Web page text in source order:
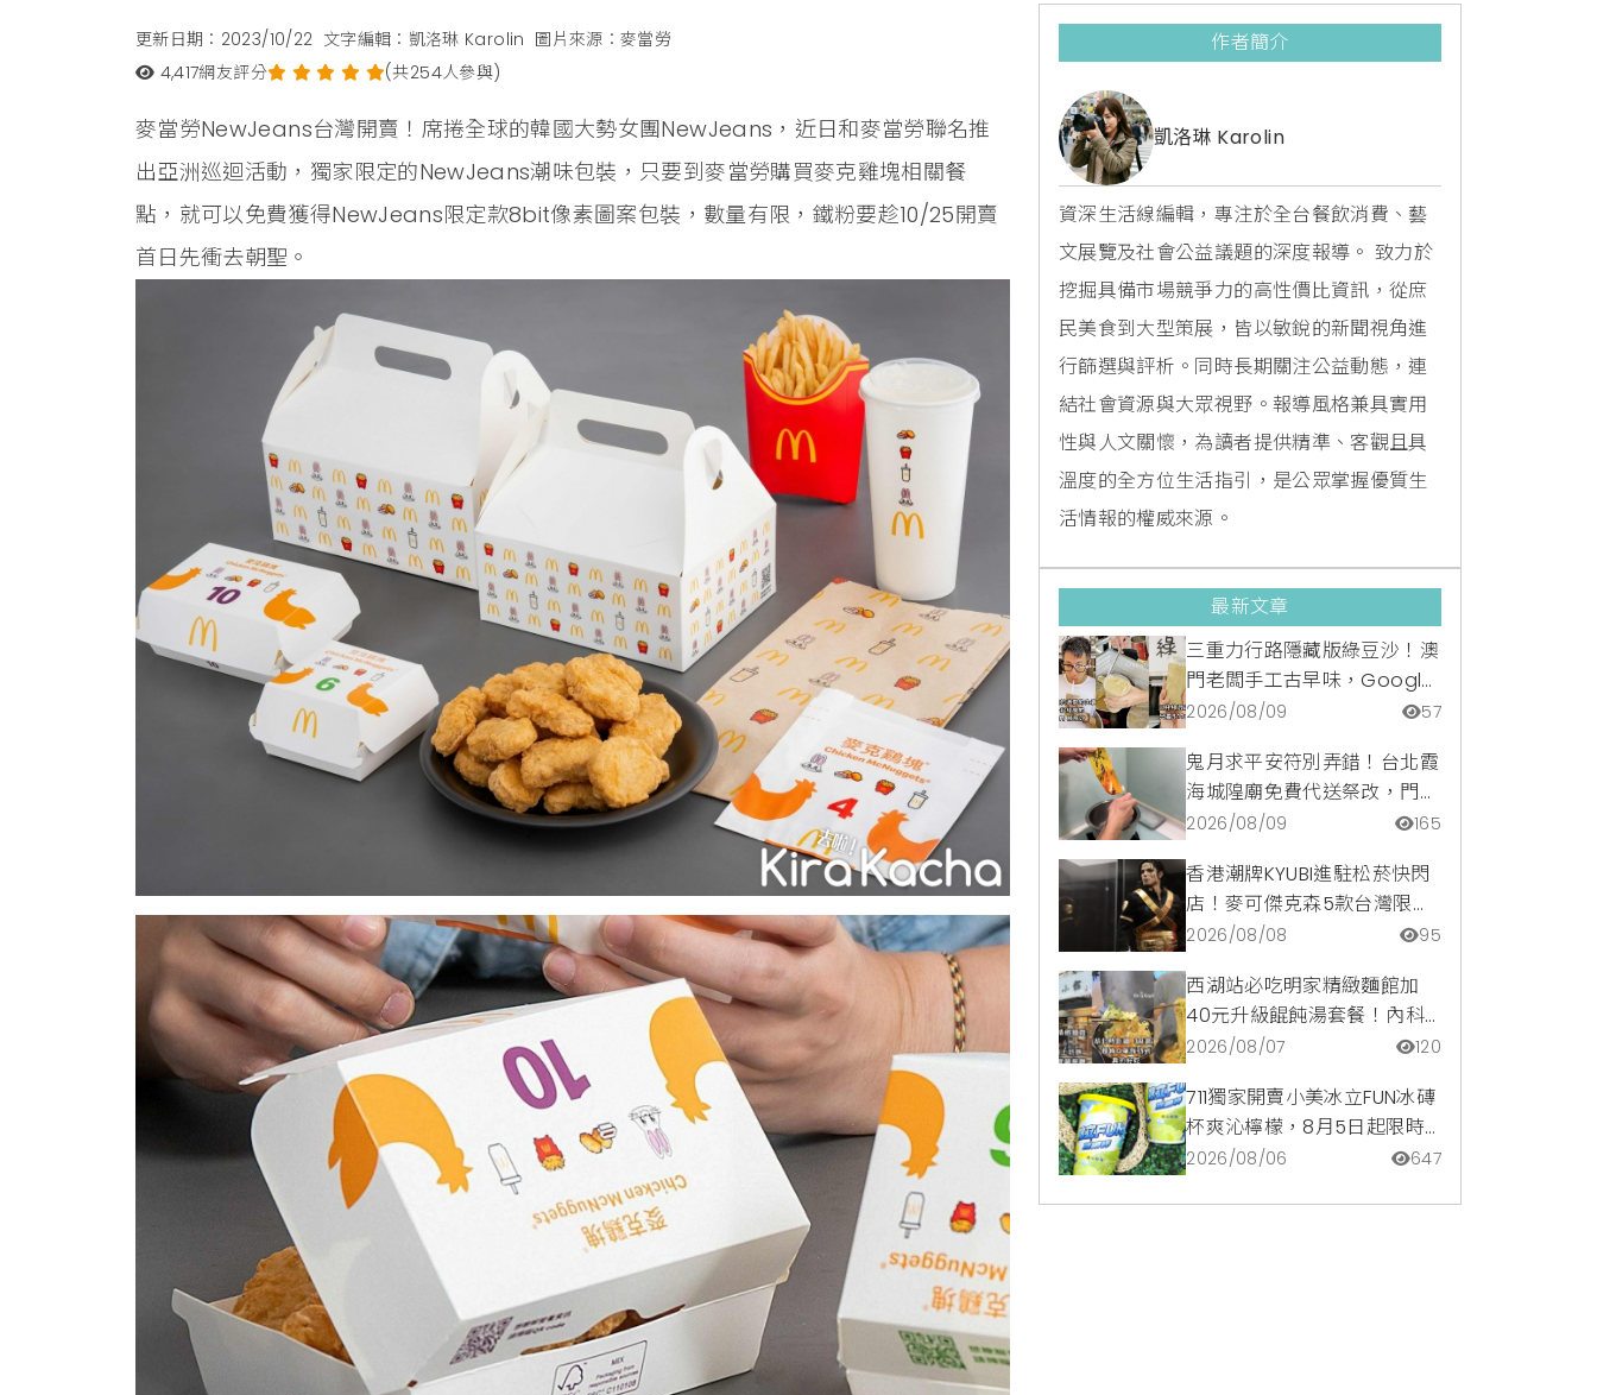
更新日期：2023/10/22 文字編輯：凱洛琳 Karolin 圖片來源：麥當勞
4,417網友評分 (共254人參與)
麥當勞NewJeans台灣開賣！席捲全球的韓國大勢女團NewJeans，近日和麥當勞聯名推
出亞洲巡迴活動，獨家限定的NewJeans潮味包裝，只要到麥當勞購買麥克雞塊相關餐
點，就可以免費獲得NewJeans限定款8bit像素圖案包裝，數量有限，鐵粉要趁10/25開賣
首日先衝去朝聖。
作者簡介
凱洛琳 Karolin
資深生活線編輯，專注於全台餐飲消費、藝
文展覽及社會公益議題的深度報導。 致力於
挖掘具備市場競爭力的高性價比資訊，從庶
民美食到大型策展，皆以敏銳的新聞視角進
行篩選與評析。同時長期關注公益動態，連
結社會資源與大眾視野。報導風格兼具實用
性與人文關懷，為讀者提供精準、客觀且具
溫度的全方位生活指引，是公眾掌握優質生
活情報的權威來源。
最新文章
三重力行路隱藏版綠豆沙！澳
門老闆手工古早味，Google
滿分5顆星銅板美食
2026/08/09 57
鬼月求平安符別弄錯！台北霞
海城隍廟免費代送祭改，門市
請領開光符令與平安符貼紙優
2026/08/09 165
香港潮牌KYUBI進駐松菸快閃
店！麥可傑克森5款台灣限定
商品與1:1雕像震撼登場
2026/08/08 95
西湖站必吃明家精緻麵館加
40元升級餛飩湯套餐！內科
隱藏版爆汁臭豆腐麵與牛肉麵
2026/08/07 120
711獨家開賣小美冰立FUN冰磚
杯爽沁檸檬，8月5日起限時
嚐鮮價39元特調咖啡氣泡水
2026/08/06 647